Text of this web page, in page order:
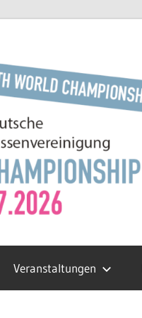
Veranstaltungen